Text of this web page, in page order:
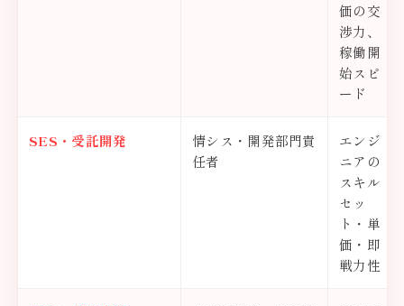
価の交
渉力、
稼働開
始スピ
ード
SES・受託開発
情シス・開発部門責
任者
エンジ
ニアの
スキル
セッ
ト・単
価・即
戦力性